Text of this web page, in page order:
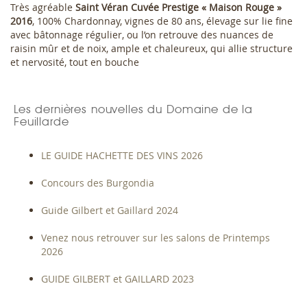
Très agréable Saint Véran Cuvée Prestige « Maison Rouge »
2016, 100% Chardonnay, vignes de 80 ans, élevage sur lie fine
avec bâtonnage régulier, ou l’on retrouve des nuances de
raisin mûr et de noix, ample et chaleureux, qui allie structure
et nervosité, tout en bouche
Les dernières nouvelles du Domaine de la
Feuillarde
LE GUIDE HACHETTE DES VINS 2026
Concours des Burgondia
Guide Gilbert et Gaillard 2024
Venez nous retrouver sur les salons de Printemps
2026
GUIDE GILBERT et GAILLARD 2023